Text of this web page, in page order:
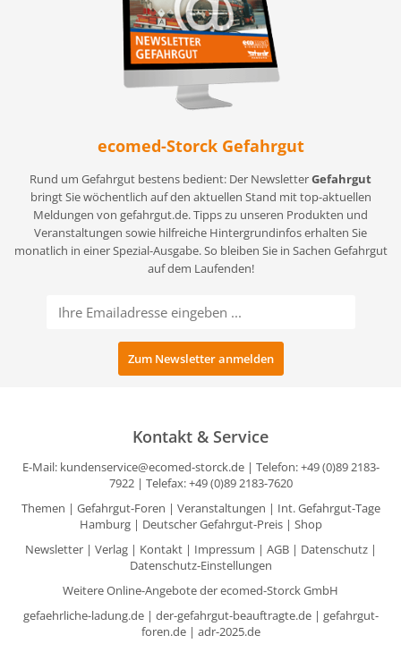
ecomed-Storck Gefahrgut
Rund um Gefahrgut bestens bedient: Der NewsletterGefahrgut
bringt Sie wöchentlich auf den aktuellen Stand mit top-aktuellen
Meldungen von gefahrgut.de. Tipps zu unseren Produkten und
Veranstaltungen sowie hilfreiche Hintergrundinfos erhalten Sie
monatlich in einer Spezial-Ausgabe. So bleiben Sie in Sachen Gefahrgut
auf dem Laufenden!
Kontakt & Service
E-Mail: kundenservice@ecomed-storck.de| Telefon: +49 (0)89 2183-
7922 | Telefax: +49 (0)89 2183-7620
Themen | Gefahrgut-Foren | Veranstaltungen | Int. Gefahrgut-Tage
Hamburg| Deutscher Gefahrgut-Preis| Shop
Newsletter| Verlag| Kontakt| Impressum | AGB| Datenschutz|
Datenschutz-Einstellungen
Weitere Online-Angebote der ecomed-Storck GmbH
gefaehrliche-ladung.de| der-gefahrgut-beauftragte.de| gefahrgut-
foren.de| adr-2025.de